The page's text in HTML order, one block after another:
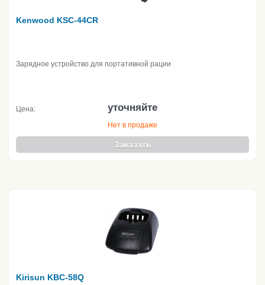
Kenwood KSC-44CR
Зарядное устройство для портативной рации
Цена: уточняйте
Нет в продаже
Заказать
Kirisun KBC-58Q